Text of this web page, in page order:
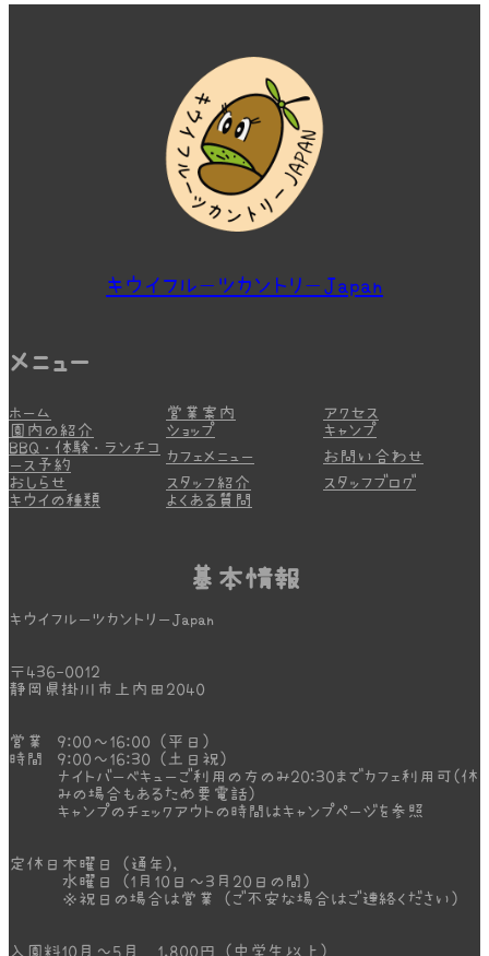
キウイフルーツカントリーJapan
メニュー
ホーム 営業案内
アクセス
園内の紹介
ショップ
キャンプ
BBQ・体験・ランチコ
ース予約
カフェメニュー
お問い合わせ
おしらせ
スタッフ紹介
スタッフブログ
キウイの種類
よくある質問
基本情報
キウイフルーツカントリーJapan
〒436-0012
静岡県掛川市上内田2040
営業
時間
9:00～16:00 (平日)
9:00～16:30 (土日祝)
ナイトバーベキューご利用の方のみ20:30までカフェ利用可(休
みの場合もあるため要電話)
キャンプのチェックアウトの時間はキャンプページを参照
定休日 木曜日 (通年)，
水曜日 (1月10日～3月20日の間)
※祝日の場合は営業 (ご不安な場合はご連絡ください)
入園料10月～5月 1,800円 (中学生以上)